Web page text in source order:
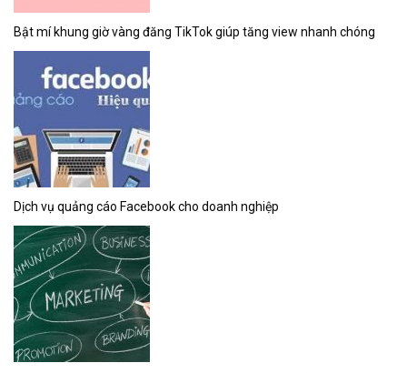
Bật mí khung giờ vàng đăng TikTok giúp tăng view nhanh chóng
Dịch vụ quảng cáo Facebook cho doanh nghiệp